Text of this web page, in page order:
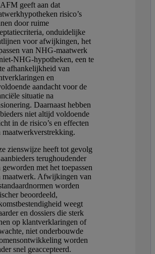
geeft aan dat
risico’s
door ruime
onduidelijke
voor afwijkingen, het
van NHG-maatwerk
NHG-hypotheken, een te
afhankelijkheid van
en
aandacht voor de
situatie na
Daarnaast hebben
niet altijd voldoende
in de risico’s en effecten
maatwerkverstrekking.
zienswijze heeft tot gevolg
terughoudender
met het toepassen
maatwerk. Afwijkingen van
worden
beoordeeld,
weegt
en dossiers die sterk
op klantverklaringen of
niet onderbouwde
worden
snel geaccepteerd.